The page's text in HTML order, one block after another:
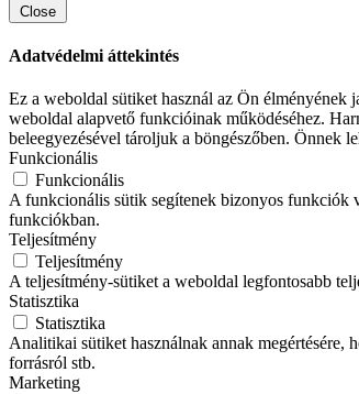
Close
Adatvédelmi áttekintés
Ez a weboldal sütiket használ az Ön élményének
weboldal alapvető funkcióinak működéséhez.
beleegyezésével tároljuk a böngészőben. Önnek
Funkcionális
Funkcionális
A funkcionális sütik segítenek bizonyos funkciók
funkciókban.
Teljesítmény
Teljesítmény
A teljesítmény-sütiket a weboldal legfontosabb
Statisztika
Statisztika
Analitikai sütiket használnak annak megértésére,
forrásról stb.
Marketing